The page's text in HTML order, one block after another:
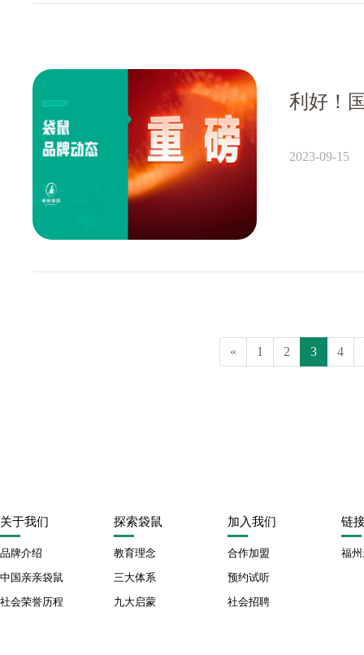
2023-09-15
« 1 2 3 4
关于我们
品牌介绍
中国亲亲袋鼠
社会荣誉历程
探索袋鼠
教育理念
三大体系
九大启蒙
加入我们
合作加盟
预约试听
社会招聘
链
福